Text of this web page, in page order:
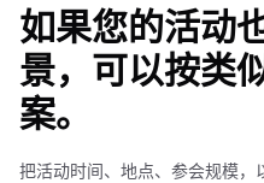
如果您的活动
景，可以按类
案。
把活动时间、地点、参会规模